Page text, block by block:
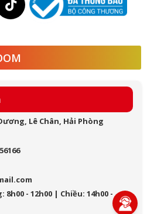
Lê Chân, Hải Phòng
- 12h00 | Chiều: 14h00 -